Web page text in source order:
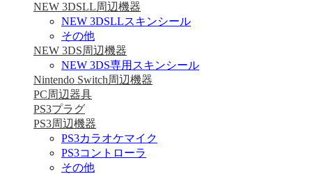
NEW 3DSLL周辺機器
NEW 3DSLLスキンシール
その他
NEW 3DS周辺機器
NEW 3DS専用スキンシール
Nintendo Switch周辺機器
PC周辺器具
PS3プラグ
PS3周辺機器
PS3カラオケマイク
PS3コントローラ
その他